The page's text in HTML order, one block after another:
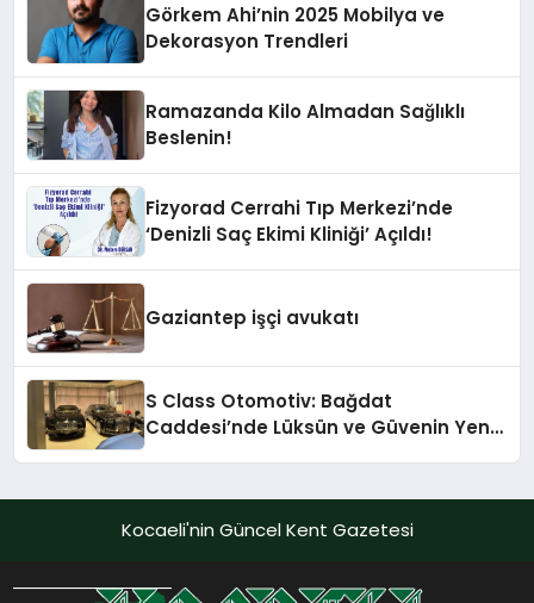
Görkem Ahi’nin 2025 Mobilya ve
Dekorasyon Trendleri
Ramazanda Kilo Almadan Sağlıklı
Beslenin!
Fizyorad Cerrahi Tıp Merkezi’nde
‘Denizli Saç Ekimi Kliniği’ Açıldı!
Gaziantep işçi avukatı
S Class Otomotiv: Bağdat
Caddesi’nde Lüksün ve Güvenin Yeni
Kocaeli'nin Güncel Kent Gazetesi